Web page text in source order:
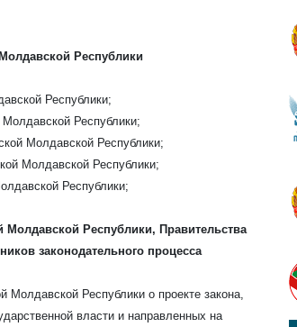
Республики
Республики;
Республики;
Молдавской Республики;
Молдавской Республики;
Республики;
Молдавской Республики, Правительства
законодательного процесса
Молдавской Республики о проекте закона,
власти и направленных на